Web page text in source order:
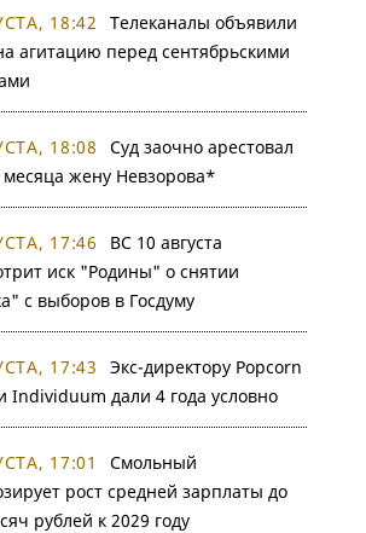
18:42
Телеканалы объявили
агитацию перед сентябрьскими
18:08
Суд заочно арестовал
месяца жену Невзорова*
17:46
ВС 10 августа
иск "Родины" о снятии
с выборов в Госдуму
17:43
Экс-директору Popcorn
Individuum дали 4 года условно
17:01
Смольный
рост средней зарплаты до
рублей к 2029 году